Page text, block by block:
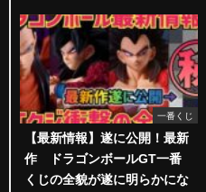
一番くじ
【最新情報】遂に公開！最新
作 ドラゴンボールGT一番
くじの全貌が遂に明らかにな